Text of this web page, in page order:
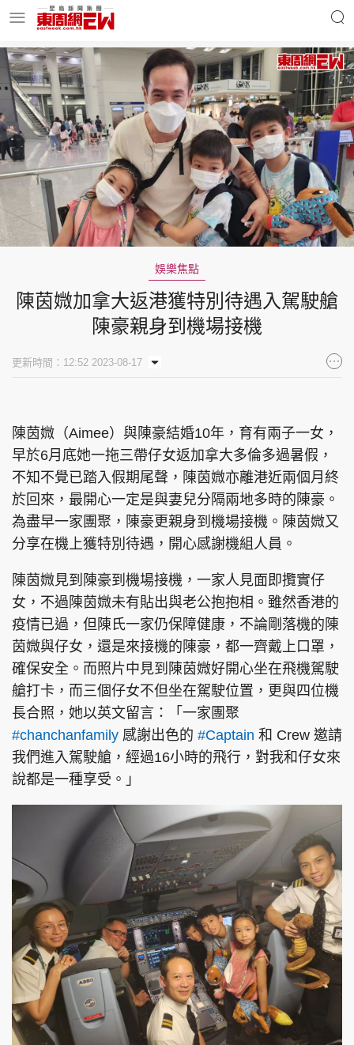
時事財經
東周Ladies 優享生活
東周食玩通 會員活動
玄學靈異 東周專欄
東周刊 cazbuyer 東Touch
PCM 電腦廣場 星島頭條 星島日報
頭條日報 星島環球 The Standard
親子王 Oh!爸媽 JobMarket
頭條搵工
隱私政策聲明
使用條款
版權及免責聲明
Copyright © 東周網 版權所有 . 不得轉載
©Eastweek.com.hk. All rights reserved.
娛樂焦點
陳茵媺加拿大返港獲特別待遇入駕駛艙
陳豪親身到機場接機
更新時間：12:52 2023-08-17
陳茵媺（Aimee）與陳豪結婚10年，育有兩子一女，
早於6月底她一拖三帶仔女返加拿大多倫多過暑假，
不知不覺已踏入假期尾聲，陳茵媺亦離港近兩個月終
於回來，最開心一定是與妻兒分隔兩地多時的陳豪。
為盡早一家團聚，陳豪更親身到機場接機。陳茵媺又
分享在機上獲特別待遇，開心感謝機組人員。
陳茵媺見到陳豪到機場接機，一家人見面即攬實仔
女，不過陳茵媺未有貼出與老公抱抱相。雖然香港的
疫情已過，但陳氏一家仍保障健康，不論剛落機的陳
茵媺與仔女，還是來接機的陳豪，都一齊戴上口罩，
確保安全。而照片中見到陳茵媺好開心坐在飛機駕駛
艙打卡，而三個仔女不但坐在駕駛位置，更與四位機
長合照，她以英文留言：「一家團聚
#chanchanfamily 感謝出色的 #Captain 和 Crew 邀請
我們進入駕駛艙，經過16小時的飛行，對我和仔女來
說都是一種享受。」